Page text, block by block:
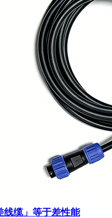
线缆」等于差性能